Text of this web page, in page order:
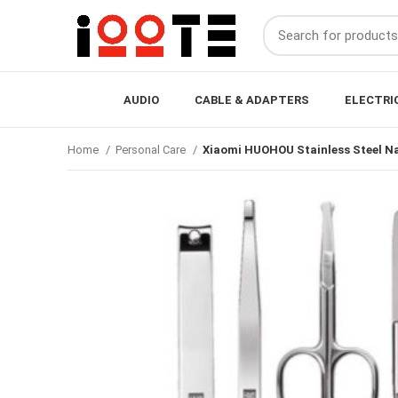
AUDIO CABLE & ADAPTERS
Home Personal Care Xiaomi HUOHOU Stainless Steel